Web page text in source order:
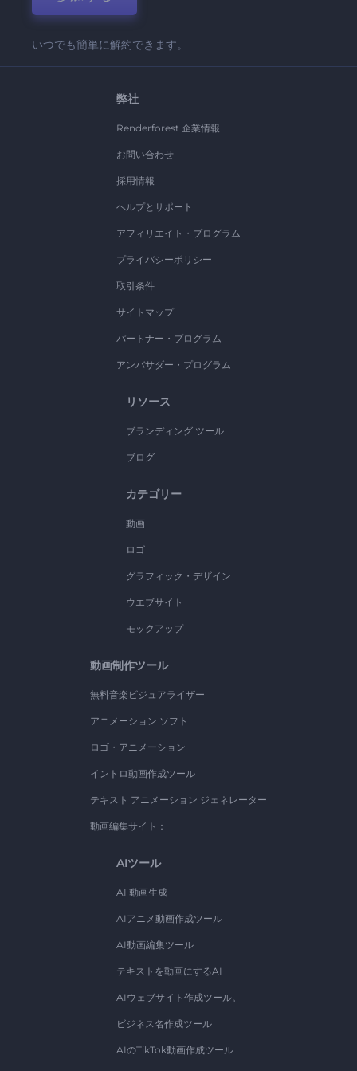
いつでも簡単に解約できます。
弊社
Renderforest 企業情報
お問い合わせ
採用情報
ヘルプとサポート
アフィリエイト・プログラム
プライバシーポリシー
取引条件
サイトマップ
パートナー・プログラム
アンバサダー・プログラム
リソース
ブランディング ツール
ブログ
カテゴリー
動画
ロゴ
グラフィック・デザイン
ウエブサイト
モックアップ
動画制作ツール
無料音楽ビジュアライザー
アニメーション ソフト
ロゴ・アニメーション
イントロ動画作成ツール
テキスト アニメーション ジェネレーター
動画編集サイト：
AIツール
AI 動画生成
AIアニメ動画作成ツール
AI動画編集ツール
テキストを動画にするAI
AIウェブサイト作成ツール。
ビジネス名作成ツール
AIのTikTok動画作成ツール